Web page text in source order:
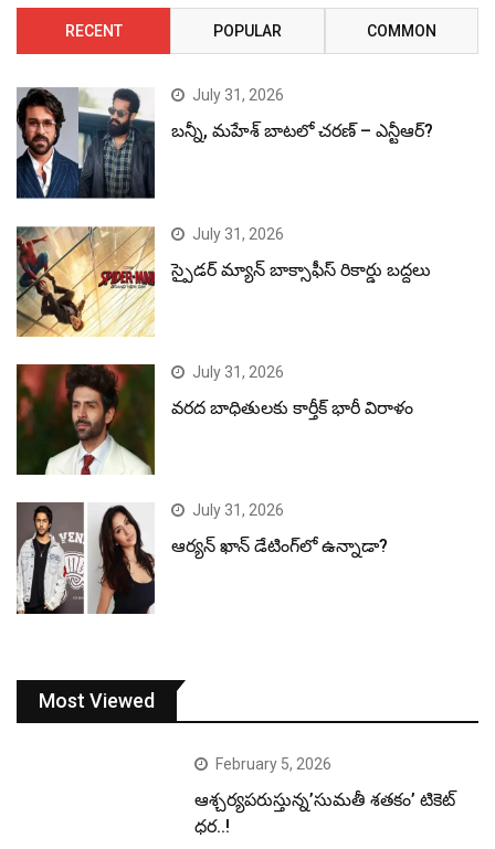
RECENT POPULAR COMMON
July 31, 2026
బన్నీ, మహేశ్ బాటలో చరణ్ – ఎన్టీఆర్?
July 31, 2026
స్పైడర్ మ్యాన్ బాక్సాఫీస్ రికార్డు బద్దలు
July 31, 2026
వరద బాధితులకు కార్తీక్ భారీ విరాళం
July 31, 2026
ఆర్యన్ ఖాన్ డేటింగ్‌లో ఉన్నాడా?
Most Viewed
February 5, 2026
ఆశ్చర్యపరుస్తున్న’సుమతీ శతకం’ టికెట్
ధర..!